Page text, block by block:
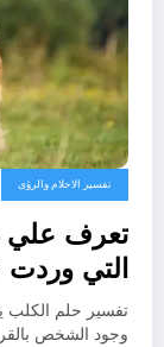
تفسير الاحلام والرؤى
تعرف علي
التي
الكلب
تفسير حلم الكلب
وجود الشخص